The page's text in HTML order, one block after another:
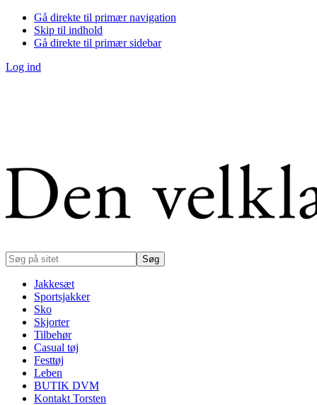
Gå direkte til primær navigation
Skip til indhold
Gå direkte til primær sidebar
Log ind
Søg
på
Jakkesæt
Sportsjakker
Sko
Skjorter
Tilbehør
Casual tøj
Festtøj
Leben
BUTIK DVM
Kontakt Torsten